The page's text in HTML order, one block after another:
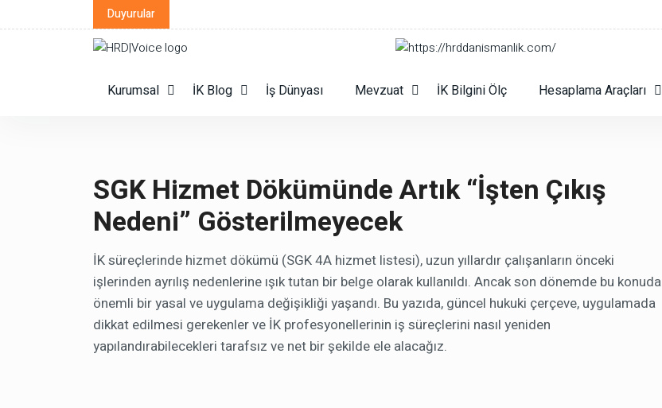
Duyurular
Kurumsal İK Blog İş Dünyası Mevzuat İK Bilgini Ölç Hesaplama Araçları
SGK Hizmet Dökümünde Artık “İşten Çıkış
Nedeni” Gösterilmeyecek
İK süreçlerinde hizmet dökümü (SGK 4A hizmet listesi), uzun yıllardır çalışanların önceki
işlerinden ayrılış nedenlerine ışık tutan bir belge olarak kullanıldı. Ancak son dönemde bu konuda
önemli bir yasal ve uygulama değişikliği yaşandı. Bu yazıda, güncel hukuki çerçeve, uygulamada
dikkat edilmesi gerekenler ve İK profesyonellerinin iş süreçlerini nasıl yeniden
yapılandırabilecekleri tarafsız ve net bir şekilde ele alacağız.